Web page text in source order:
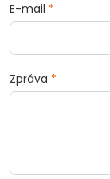
E-mail *
Zpráva *